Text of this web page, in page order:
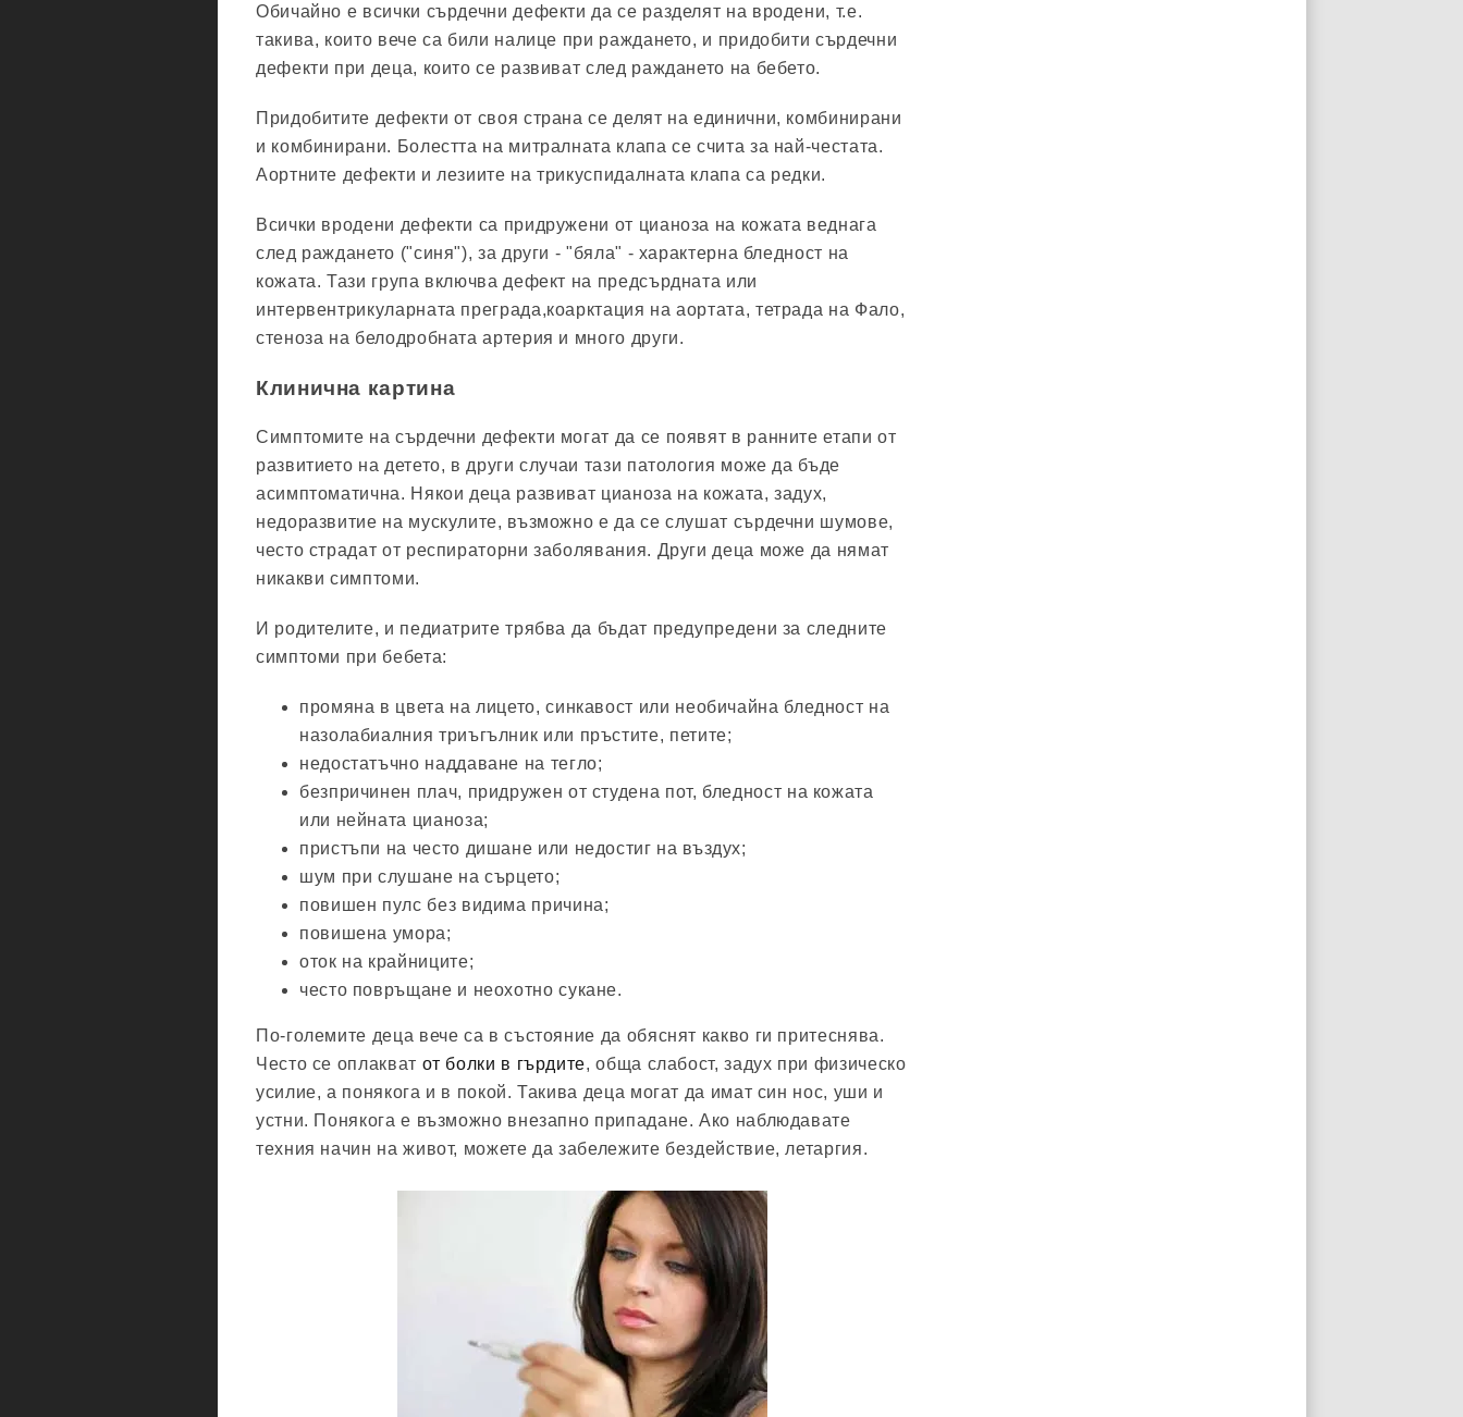
Обичайно е всички сърдечни дефекти да се разделят на вродени, т.е.
такива, които вече са били налице при раждането, и придобити сърдечни
дефекти при деца, които се развиват след раждането на бебето.
Придобитите дефекти от своя страна се делят на единични, комбинирани
и комбинирани. Болестта на митралната клапа се счита за най-честата.
Аортните дефекти и лезиите на трикуспидалната клапа са редки.
Всички вродени дефекти са придружени от цианоза на кожата веднага
след раждането ("синя"), за други - "бяла" - характерна бледност на
кожата. Тази група включва дефект на предсърдната или
интервентрикуларната преграда,коарктация на аортата, тетрада на Фало,
стеноза на белодробната артерия и много други.
Клинична картина
Симптомите на сърдечни дефекти могат да се появят в ранните етапи от
развитието на детето, в други случаи тази патология може да бъде
асимптоматична. Някои деца развиват цианоза на кожата, задух,
недоразвитие на мускулите, възможно е да се слушат сърдечни шумове,
често страдат от респираторни заболявания. Други деца може да нямат
никакви симптоми.
И родителите, и педиатрите трябва да бъдат предупредени за следните
симптоми при бебета:
промяна в цвета на лицето, синкавост или необичайна бледност на
назолабиалния триъгълник или пръстите, петите;
недостатъчно наддаване на тегло;
безпричинен плач, придружен от студена пот, бледност на кожата
или нейната цианоза;
пристъпи на често дишане или недостиг на въздух;
шум при слушане на сърцето;
повишен пулс без видима причина;
повишена умора;
оток на крайниците;
често повръщане и неохотно сукане.
По-големите деца вече са в състояние да обяснят какво ги притеснява.
Често се оплакват от болки в гърдите, обща слабост, задух при физическо
усилие, а понякога и в покой. Такива деца могат да имат син нос, уши и
устни. Понякога е възможно внезапно припадане. Ако наблюдавате
техния начин на живот, можете да забележите бездействие, летаргия.